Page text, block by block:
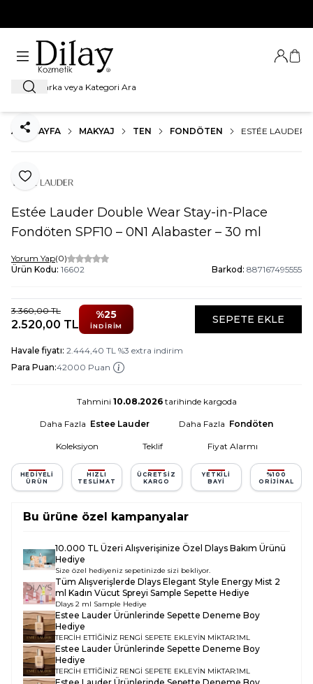
Ara
Giriş
ANA SAYFA MAKYAJ TEN FONDÖTEN ESTÉE LAUDER
Favoriye Ekle
Paylaş
Estée Lauder Double Wear Stay-in-Place
Fondöten SPF10 – 0N1 Alabaster – 30 ml
Yorum Yap(0)
Ürün Kodu: 16602 Barkod: 887167495555
3.360,00TL
2.520,00 TL
%25
İNDIRIM
SEPETE EKLE
Havale fiyatı: 2.444,40 TL %3 extra indirim
Para Puan:42000 Puan
Tahmini 10.08.2026tarihinde kargoda
Daha Fazla Estee Lauder Daha Fazla Fondöten
Koleksiyon Teklif Fiyat Alarmı
HEDIYELI
ÜRÜN
HIZLI
TESLIMAT
ÜCRETSIZ
KARGO
YETKILI
BAYI
%100
ORIJINAL
Bu ürüne özel kampanyalar
10.000 TL Üzeri Alışverişinize Özel Dlays Bakım Ürünü
Hediye
Size özel hediyeniz sepetinizde sizi bekliyor.
Tüm Alışverişlerde Dlays Elegant Style Energy Mist 2
ml Kadın Vücut Spreyi Sample Sepette Hediye
Dlays 2 ml Sample Hediye
Estee Lauder Ürünlerinde Sepette Deneme Boy
Hediye
TERCİH ETTİĞİNİZ RENGİ SEPETE EKLEYİN MİKTAR:1ML
Estee Lauder Ürünlerinde Sepette Deneme Boy
Hediye
TERCİH ETTİĞİNİZ RENGİ SEPETE EKLEYİN MİKTAR:1ML